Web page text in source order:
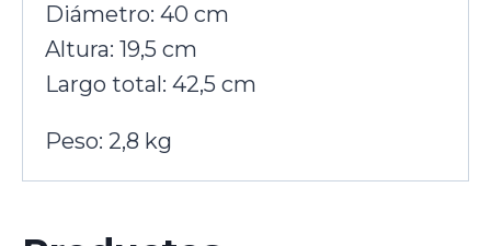
Diámetro: 40 cm
Altura: 19,5 cm
Largo total: 42,5 cm
Peso: 2,8 kg